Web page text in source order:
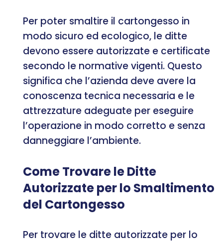
Per poter smaltire il cartongesso in
modo sicuro ed ecologico, le ditte
devono essere autorizzate e certificate
secondo le normative vigenti. Questo
significa che l’azienda deve avere la
conoscenza tecnica necessaria e le
attrezzature adeguate per eseguire
l’operazione in modo corretto e senza
danneggiare l’ambiente.
Come Trovare le Ditte
Autorizzate per lo Smaltimento
del Cartongesso
Per trovare le ditte autorizzate per lo